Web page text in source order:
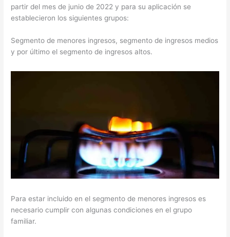
partir del mes de junio de 2022 y para su aplicación se
establecieron los siguientes grupos:
Segmento de menores ingresos, segmento de ingresos medios
y por último el segmento de ingresos altos.
Para estar incluido en el segmento de menores ingresos es
necesario cumplir con algunas condiciones en el grupo
familiar.